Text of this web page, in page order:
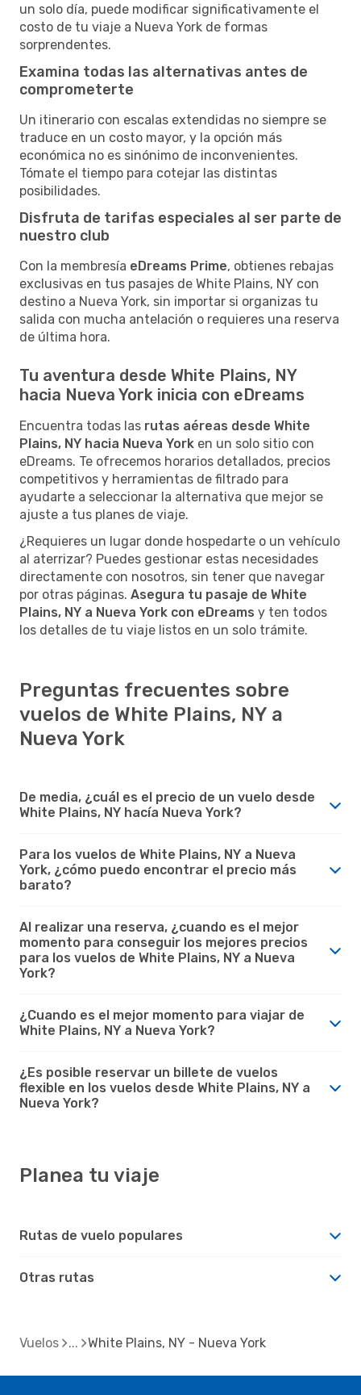
un solo día, puede modificar significativamente el
costo de tu viaje a Nueva York de formas
sorprendentes.
Examina todas las alternativas antes de
comprometerte
Un itinerario con escalas extendidas no siempre se
traduce en un costo mayor, y la opción más
económica no es sinónimo de inconvenientes.
Tómate el tiempo para cotejar las distintas
posibilidades.
Disfruta de tarifas especiales al ser parte de
nuestro club
Con la membresía eDreams Prime, obtienes rebajas
exclusivas en tus pasajes de White Plains, NY con
destino a Nueva York, sin importar si organizas tu
salida con mucha antelación o requieres una reserva
de última hora.
Tu aventura desde White Plains, NY
hacia Nueva York inicia con eDreams
Encuentra todas las rutas aéreas desde White
Plains, NY hacia Nueva York en un solo sitio con
eDreams. Te ofrecemos horarios detallados, precios
competitivos y herramientas de filtrado para
ayudarte a seleccionar la alternativa que mejor se
ajuste a tus planes de viaje.
¿Requieres un lugar donde hospedarte o un vehículo
al aterrizar? Puedes gestionar estas necesidades
directamente con nosotros, sin tener que navegar
por otras páginas. Asegura tu pasaje de White
Plains, NY a Nueva York con eDreams y ten todos
los detalles de tu viaje listos en un solo trámite.
Preguntas frecuentes sobre
vuelos de White Plains, NY a
Nueva York
De media, ¿cuál es el precio de un vuelo desde
White Plains, NY hacía Nueva York?
Para los vuelos de White Plains, NY a Nueva
York, ¿cómo puedo encontrar el precio más
barato?
Al realizar una reserva, ¿cuando es el mejor
momento para conseguir los mejores precios
para los vuelos de White Plains, NY a Nueva
York?
¿Cuando es el mejor momento para viajar de
White Plains, NY a Nueva York?
¿Es posible reservar un billete de vuelos
flexible en los vuelos desde White Plains, NY a
Nueva York?
Planea tu viaje
Rutas de vuelo populares
Otras rutas
Vuelos White Plains, NY - Nueva York